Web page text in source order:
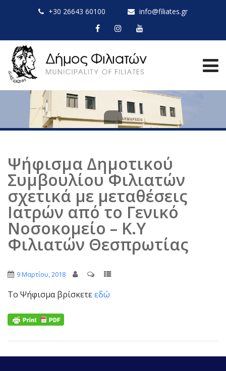
+30 26643 60100 info@filiates.gr
Ψήφισμα Δημοτικού
Συμβουλίου Φιλιατών
σχετικά με μεταθέσεις
Ιατρών από το Γενικό
Νοσοκομείο – Κ.Υ
Φιλιατών Θεσπρωτίας
9 Μαρτίου, 2018
Το Ψήφισμα βρίσκετεεδώ